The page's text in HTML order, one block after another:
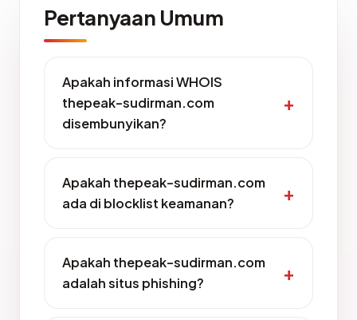
Pertanyaan Umum
Apakah informasi WHOIS
thepeak-sudirman.com
disembunyikan?
Apakah thepeak-sudirman.com
ada di blocklist keamanan?
Apakah thepeak-sudirman.com
adalah situs phishing?